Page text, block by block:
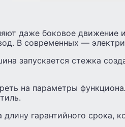
даже боковое движение
В современных —
запускается стежка
на параметры
гарантийного срока,